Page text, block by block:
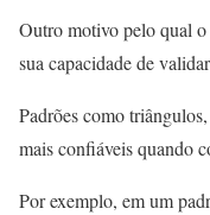
Outro motivo pelo qual o
sua capacidade de
Padrões como
mais confiáveis quando
Por exemplo, em um